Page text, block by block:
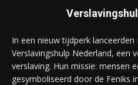
In een nieuw tijdperk
Verslavingshulp Nederland, een
verslaving. Hun missie: mensen
gesymboliseerd door de Feniks